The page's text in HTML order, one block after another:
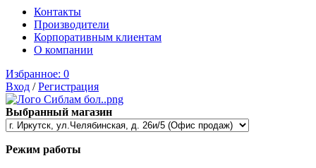
Контакты
Производители
Корпоративным клиентам
О компании
Избранное: 0
Вход /Регистрация
Выбранный магазин
Режим работы